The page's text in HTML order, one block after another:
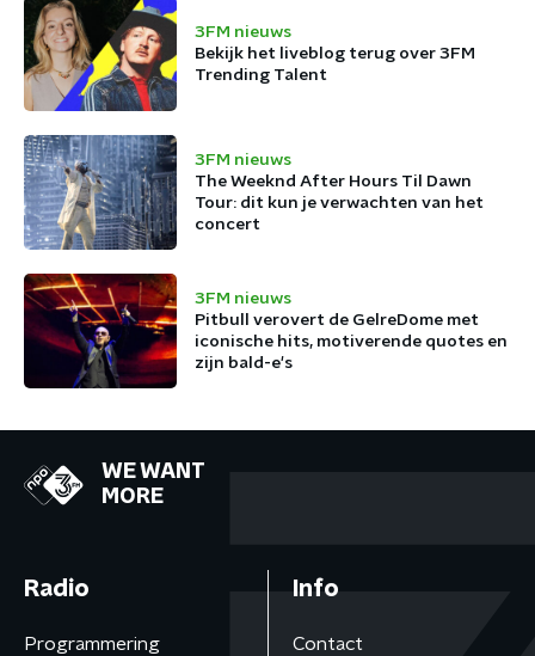
3FM nieuws
Bekijk het liveblog terug over 3FM
Trending Talent
3FM nieuws
The Weeknd After Hours Til Dawn
Tour: dit kun je verwachten van het
concert
3FM nieuws
Pitbull verovert de GelreDome met
iconische hits, motiverende quotes en
zijn bald-e's
WE WANT
MORE
Radio
Programmering
Info
Contact